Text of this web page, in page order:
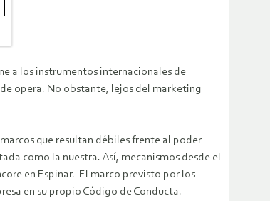
a los instrumentos internacionales de
opera. No obstante, lejos del marketing
que resultan débiles frente al poder
como la nuestra. Así, mecanismos desde el
en Espinar. El marco previsto por los
en su propio Código de Conducta.